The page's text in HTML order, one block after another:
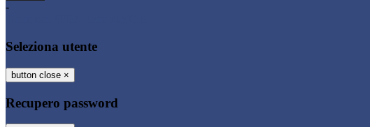
-
Seleziona utente
button close ×
Recupero password